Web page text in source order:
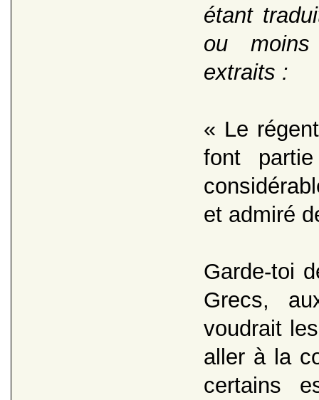
étant
ou
extraits :
« Le
font
et admiré
Garde-toi
Grecs,
voudrait
aller à la
certains